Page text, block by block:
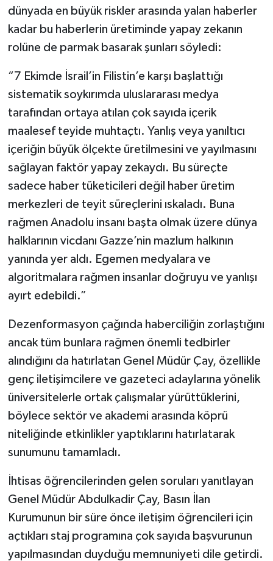
dünyada en büyük riskler arasında yalan haberler
kadar bu haberlerin üretiminde yapay zekanın
rolüne de parmak basarak şunları söyledi:
“7 Ekimde İsrail’in Filistin’e karşı başlattığı
sistematik soykırımda uluslararası medya
tarafından ortaya atılan çok sayıda içerik
maalesef teyide muhtaçtı. Yanlış veya yanıltıcı
içeriğin büyük ölçekte üretilmesini ve yayılmasını
sağlayan faktör yapay zekaydı. Bu süreçte
sadece haber tüketicileri değil haber üretim
merkezleri de teyit süreçlerini ıskaladı. Buna
rağmen Anadolu insanı başta olmak üzere dünya
halklarının vicdanı Gazze’nin mazlum halkının
yanında yer aldı. Egemen medyalara ve
algoritmalara rağmen insanlar doğruyu ve yanlışı
ayırt edebildi.”
Dezenformasyon çağında haberciliğin zorlaştığını
ancak tüm bunlara rağmen önemli tedbirler
alındığını da hatırlatan Genel Müdür Çay, özellikle
genç iletişimcilere ve gazeteci adaylarına yönelik
üniversitelerle ortak çalışmalar yürüttüklerini,
böylece sektör ve akademi arasında köprü
niteliğinde etkinlikler yaptıklarını hatırlatarak
sunumunu tamamladı.
İhtisas öğrencilerinden gelen soruları yanıtlayan
Genel Müdür Abdulkadir Çay, Basın İlan
Kurumunun bir süre önce iletişim öğrencileri için
açtıkları staj programına çok sayıda başvurunun
yapılmasından duyduğu memnuniyeti dile getirdi.